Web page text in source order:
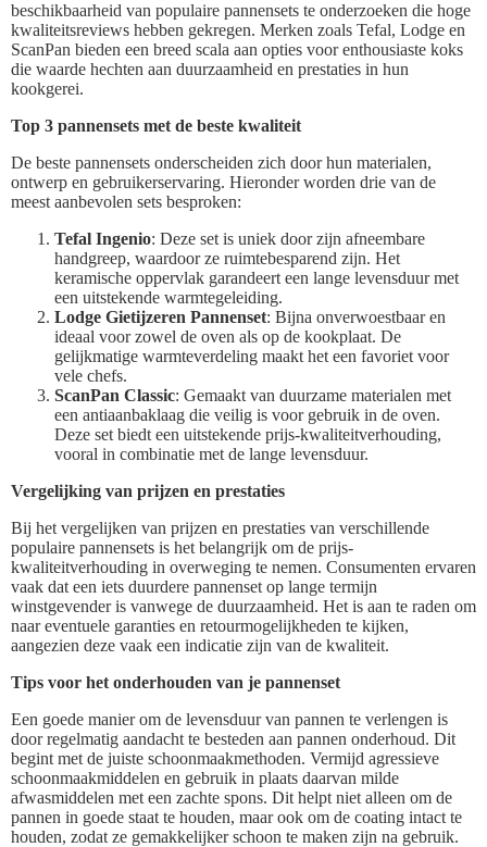
beschikbaarheid van populaire pannensets te onderzoeken die hoge
kwaliteitsreviews hebben gekregen. Merken zoals Tefal, Lodge en
ScanPan bieden een breed scala aan opties voor enthousiaste koks
die waarde hechten aan duurzaamheid en prestaties in hun
kookgerei.
Top 3 pannensets met de beste kwaliteit
De beste pannensets onderscheiden zich door hun materialen,
ontwerp en gebruikerservaring. Hieronder worden drie van de
meest aanbevolen sets besproken:
Tefal Ingenio: Deze set is uniek door zijn afneembare
handgreep, waardoor ze ruimtebesparend zijn. Het
keramische oppervlak garandeert een lange levensduur met
een uitstekende warmtegeleiding.
Lodge Gietijzeren Pannenset: Bijna onverwoestbaar en
ideaal voor zowel de oven als op de kookplaat. De
gelijkmatige warmteverdeling maakt het een favoriet voor
vele chefs.
ScanPan Classic: Gemaakt van duurzame materialen met
een antiaanbaklaag die veilig is voor gebruik in de oven.
Deze set biedt een uitstekende prijs-kwaliteitverhouding,
vooral in combinatie met de lange levensduur.
Vergelijking van prijzen en prestaties
Bij het vergelijken van prijzen en prestaties van verschillende
populaire pannensets is het belangrijk om de prijs-
kwaliteitverhouding in overweging te nemen. Consumenten ervaren
vaak dat een iets duurdere pannenset op lange termijn
winstgevender is vanwege de duurzaamheid. Het is aan te raden om
naar eventuele garanties en retourmogelijkheden te kijken,
aangezien deze vaak een indicatie zijn van de kwaliteit.
Tips voor het onderhouden van je pannenset
Een goede manier om de levensduur van pannen te verlengen is
door regelmatig aandacht te besteden aan pannen onderhoud. Dit
begint met de juiste schoonmaakmethoden. Vermijd agressieve
schoonmaakmiddelen en gebruik in plaats daarvan milde
afwasmiddelen met een zachte spons. Dit helpt niet alleen om de
pannen in goede staat te houden, maar ook om de coating intact te
houden, zodat ze gemakkelijker schoon te maken zijn na gebruik.